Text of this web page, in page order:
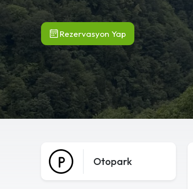
Rezervasyon Yap
Otopark